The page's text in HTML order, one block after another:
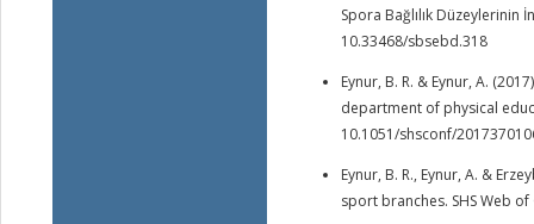
Spora Bağlılık Düzeylerinin
10.33468/sbsebd.318
Eynur, B. R. & Eynur, A.
department of physical
10.1051/shsconf/
Eynur, B. R., Eynur, A. &
sport branches. SHS Web